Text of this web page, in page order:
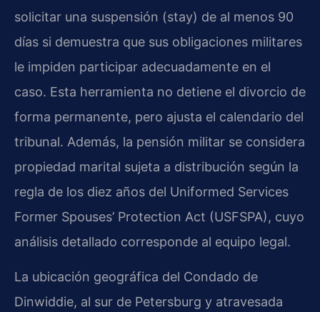
solicitar una suspensión (stay) de al menos 90
días si demuestra que sus obligaciones militares
le impiden participar adecuadamente en el
caso. Esta herramienta no detiene el divorcio de
forma permanente, pero ajusta el calendario del
tribunal. Además, la pensión militar se considera
propiedad marital sujeta a distribución según la
regla de los diez años del Uniformed Services
Former Spouses’ Protection Act (USFSPA), cuyo
análisis detallado corresponde al equipo legal.
La ubicación geográfica del Condado de
Dinwiddie, al sur de Petersburg y atravesada